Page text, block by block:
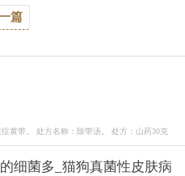
篇
黄带。 处方名称：除带汤。 处方：山药30克
细菌多_猫狗真菌性皮肤病